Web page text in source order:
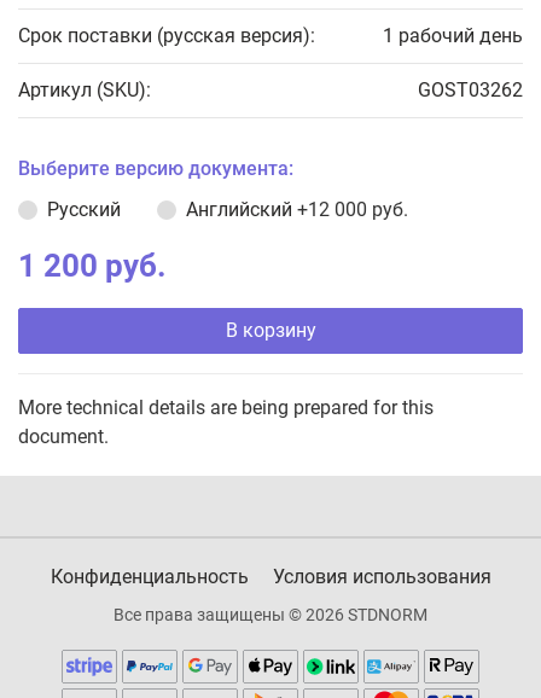
Срок поставки (русская версия): 1 рабочий день
Артикул (SKU): GOST03262
Выберите версию документа:
Русский
Английский +12 000 руб.
1 200 руб.
В корзину
More technical details are being prepared for this
document.
Конфиденциальность Условия использования
Все права защищены © 2026 STDNORM